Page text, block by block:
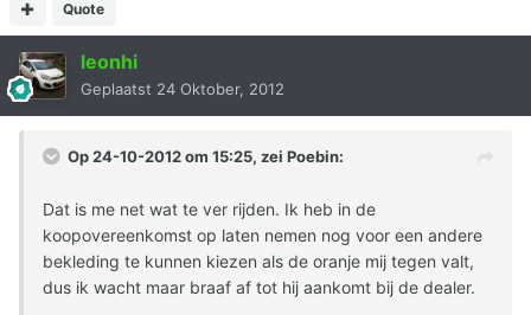
Quote
leonhi
Geplaatst 24 Oktober, 2012
Op 24-10-2012 om 15:25, zei Poebin:
Dat is me net wat te ver rijden. Ik heb in de
koopovereenkomst op laten nemen nog voor een andere
bekleding te kunnen kiezen als de oranje mij tegen valt,
dus ik wacht maar braaf af tot hij aankomt bij de dealer.